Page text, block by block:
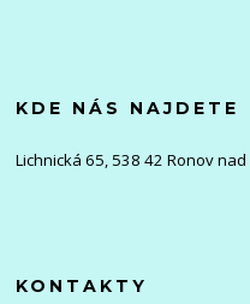
KDE NÁS NAJDETE
Lichnická 65, 538 42 Ronov
KONTAKTY